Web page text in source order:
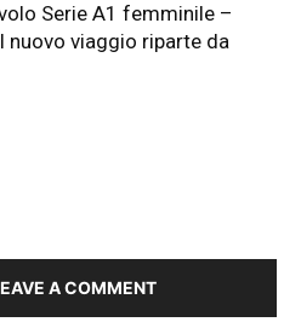
Serie A1 femminile –
nuovo viaggio riparte da
A COMMENT